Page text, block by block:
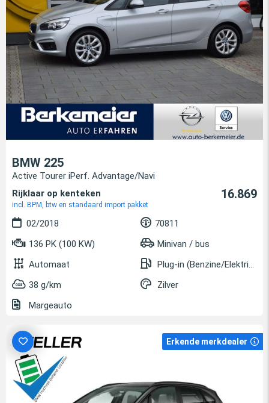
BMW 225
Active Tourer iPerf. Advantage/Navi
Rijklaar op kenteken
incl. BPM, btw en standaard import pakket
16.869
02/2018
70811
136 PK (100 KW)
Minivan / bus
Automaat
Plug-in (Benzine/Elektrisch)
38 g/km
Zilver
Margeauto
Erkende merkdealer